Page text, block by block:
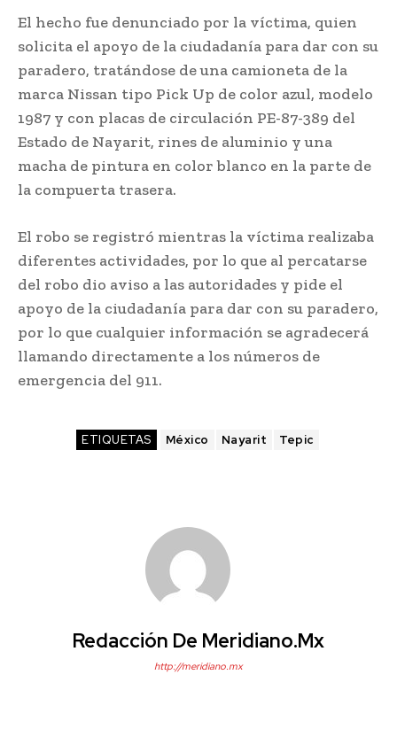
El hecho fue denunciado por la víctima, quien
solicita el apoyo de la ciudadanía para dar con su
paradero, tratándose de una camioneta de la
marca Nissan tipo Pick Up de color azul, modelo
1987 y con placas de circulación PE-87-389 del
Estado de Nayarit, rines de aluminio y una
macha de pintura en color blanco en la parte de
la compuerta trasera.
El robo se registró mientras la víctima realizaba
diferentes actividades, por lo que al percatarse
del robo dio aviso a las autoridades y pide el
apoyo de la ciudadanía para dar con su paradero,
por lo que cualquier información se agradecerá
llamando directamente a los números de
emergencia del 911.
ETIQUETAS México Nayarit Tepic
Redacción De Meridiano.mx
http://meridiano.mx